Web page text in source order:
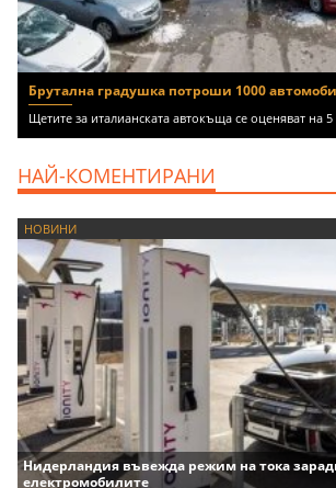
Брутална градушка потроши 1000
Щетите за италианската автокъща се оценяват на
НАЙ-КОМЕНТИРАНИ
НОВИНИ
Нидерландия въвежда режим на тока
електромобилите